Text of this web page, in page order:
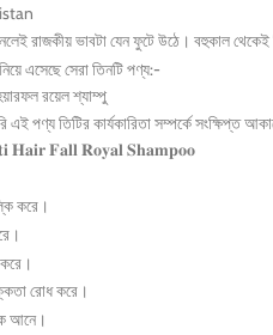
রাজকীয় ভাবটা যেন ফুটে উঠে। বহুকাল
এসেছে সেরা তিনটি পণ্য:-
রয়েল শ্যাম্পু
এই পণ্য তিটির কার্যকারিতা সম্পর্কে সংক্ষিপ্ত
𝐇𝐚𝐢𝐫 𝐅𝐚𝐥𝐥 𝐑𝐨𝐲𝐚𝐥 𝐒𝐡𝐚𝐦𝐩𝐨𝐨
করে।
রোধ করে।
আনে।